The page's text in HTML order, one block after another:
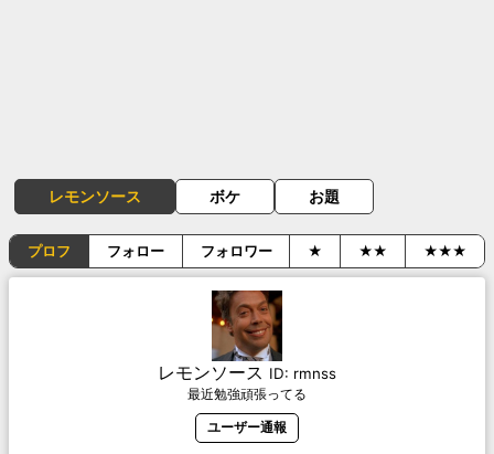
レモンソース ボケ お題
プロフ フォロー フォロワー ★ ★★ ★★★
レモンソース ID: rmnss
最近勉強頑張ってる
ユーザー通報